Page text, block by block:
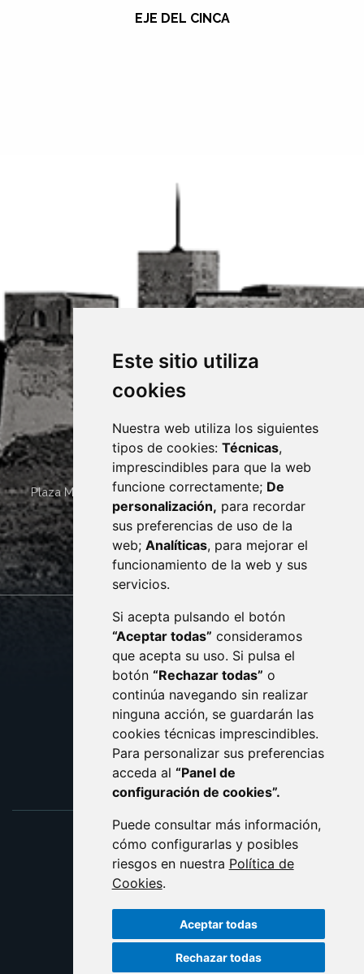
Este sitio utiliza
cookies
Nuestra web utiliza los siguientes
tipos de cookies: Técnicas,
imprescindibles para que la web
funcione correctamente; De
personalización, para recordar
sus preferencias de uso de la
web; Analíticas, para mejorar el
funcionamiento de la web y sus
servicios.
Si acepta pulsando el botón
“Aceptar todas” consideramos
que acepta su uso. Si pulsa el
botón “Rechazar todas” o
continúa navegando sin realizar
ninguna acción, se guardarán las
cookies técnicas imprescindibles.
Para personalizar sus preferencias
acceda al “Panel de
configuración de cookies”.
Puede consultar más información,
cómo configurarlas y posibles
riesgos en nuestra Política de
Cookies.
Aceptar todas
Rechazar todas
EJE DEL CINCA
Plaza Mayor 4 22400 MONZÓN - ARAGÓN (ESPAÑA)
· (34) 974 400 700 ·
sac@monzon.es
monzon.es
CONTACTO
AVISO LEGAL
PROTECCIÓN DE DATOS
POLÍTICA DE COOKIES
ACCESIBILIDAD
ENLACE EXTERNO AL